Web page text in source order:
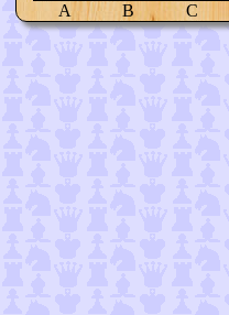
A B C